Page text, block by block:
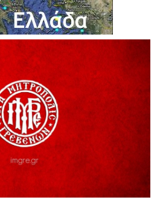
της οδού Περιβόλι –
δύναμη
ΣΤΟΝ ΠΡΩΤΕΑ
Συλλόγου Ταξιάρχη προς κ.
του Α΄ κλάδου ύδρευσης